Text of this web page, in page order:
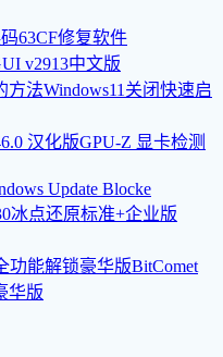
63CF修复软件
v2913中文版
Windows11关闭快速启
GPU-Z 显卡检测
Update Blocke
冰点还原标准+企业版
BitComet
华版